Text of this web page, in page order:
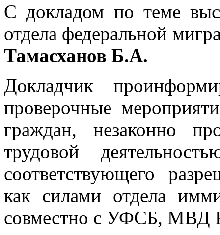
С докладом по теме
отдела федеральной
Тамасханов Б.А.
Докладчик
проверочные
граждан, незаконно
трудовой
соответствующего
как силами отдела
совместно с УФСБ, МВД